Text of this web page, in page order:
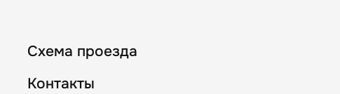
Схема проезда
Контакты